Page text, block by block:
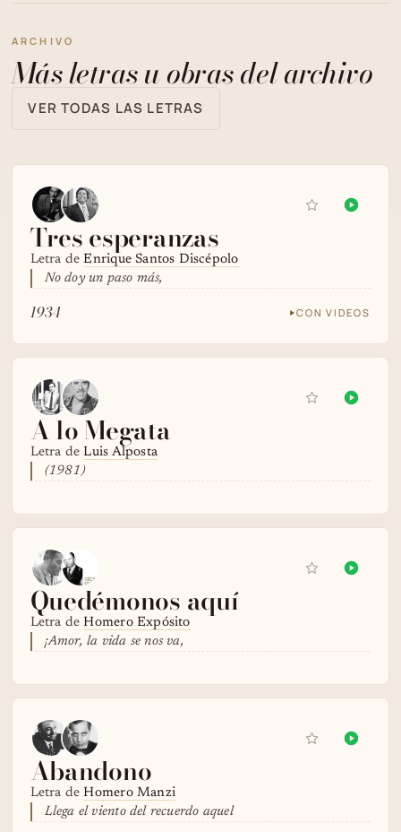
ARCHIVO
Más letras u obras del archivo
VER TODAS LAS LETRAS
Tres esperanzas
Letra deEnrique Santos Discépolo
No doy un paso más,
1934 CON VIDEOS
A lo Megata
Letra deLuis Alposta
(1981)
Quedémonos aquí
Letra deHomero Expósito
¡Amor, la vida se nos va,
Abandono
Letra deHomero Manzi
Llega el viento del recuerdo aquel